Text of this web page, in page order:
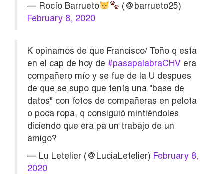
— Rocío Barrueto
(@barrueto25)
February 8, 2020
K opinamos de que Francisco/ Toño q esta
en el cap de hoy de #pasapalabraCHV era
compañero mío y se fue de la U despues
de que se supo que tenía una "base de
datos" con fotos de compañeras en pelota
o poca ropa, q consiguió mintiéndoles
diciendo que era pa un trabajo de un
amigo?
— Lu Letelier (@LuciaLetelier) February 8,
2020